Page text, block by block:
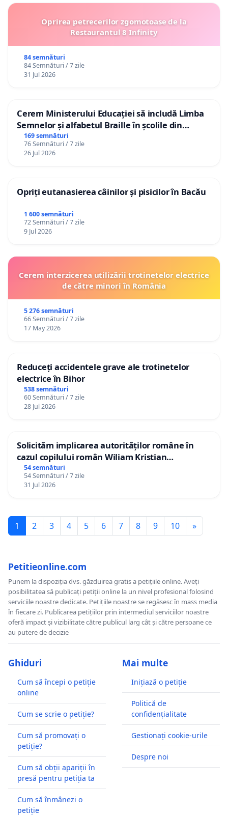
Oprirea petrecerilor zgomotoase de la
Restaurantul 8 Infinity
84 semnături
84 Semnături / 7 zile
31 Jul 2026
Cerem Ministerului Educației să includă Limba
Semnelor și alfabetul Braille în școlile din
Republica Moldova!
169 semnături
76 Semnături / 7 zile
26 Jul 2026
Opriți eutanasierea câinilor și pisicilor în Bacău
1 600 semnături
72 Semnături / 7 zile
9 Jul 2026
Cerem interzicerea utilizării trotinetelor electrice
de către minori în România
5 276 semnături
66 Semnături / 7 zile
17 May 2026
Reduceți accidentele grave ale trotinetelor
electrice în Bihor
538 semnături
60 Semnături / 7 zile
28 Jul 2026
Solicităm implicarea autorităților române în
cazul copilului român Wiliam Kristian
Gheorghe, aflat în plasament în Danemarca de
12 ani
54 semnături
54 Semnături / 7 zile
31 Jul 2026
1 2 3 4 5 6 7 8 9 10 »
Petitieonline.com
Punem la dispoziția dvs. găzduirea gratis a petițiile online. Aveți
posibilitatea să publicați petiții online la un nivel profesional folosind
serviciile noastre dedicate. Petițiile noastre se regăsesc în mass media
în fiecare zi. Publicarea petițiilor prin intermediul serviciilor noastre
oferă impact și vizibilitate către publicul larg cât și către persoane ce
au putere de decizie
Ghiduri
Cum să începi o petiție
online
Cum se scrie o petiție?
Cum să promovați o
petiție?
Cum să obții apariții în
presă pentru petiția ta
Cum să înmânezi o
petiție
Mai multe
Inițiază o petiție
Politică de
confidențialitate
Gestionați cookie-urile
Despre noi